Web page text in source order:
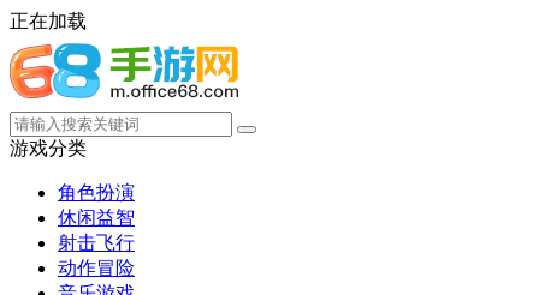
正在加载
游戏分类
角色扮演
休闲益智
射击飞行
动作冒险